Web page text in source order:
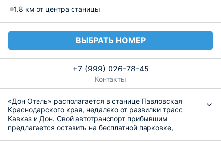
1.8 км от центра станицы
ВЫБРАТЬ НОМЕР
+7 (999) 026-78-45
Контакты
«Дон Отель» располагается в станице Павловская
Краснодарского края, недалеко от развилки трасс
Кавказ и Дон. Свой автотранспорт прибывшим
предлагается оставить на бесплатной парковке,